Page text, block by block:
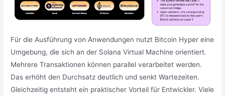
Für die Ausführung von Anwendungen nutzt Bitcoin Hyper eine
Umgebung, die sich an der Solana Virtual Machine orientiert.
Mehrere Transaktionen können parallel verarbeitet werden.
Das erhöht den Durchsatz deutlich und senkt Wartezeiten.
Gleichzeitig entsteht ein praktischer Vorteil für Entwickler. Viele